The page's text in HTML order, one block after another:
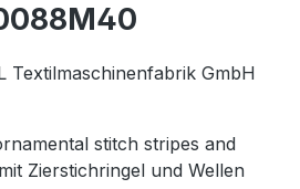
Textilmaschinenfabrik GmbH